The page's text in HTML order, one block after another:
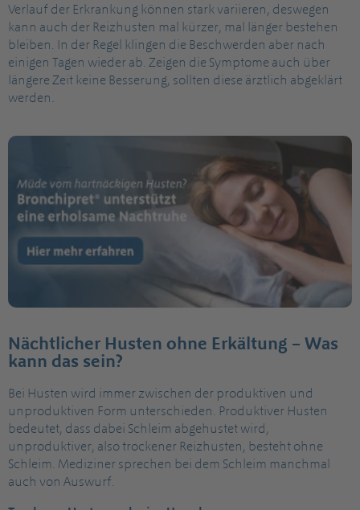
Verlauf der Erkrankung können stark variieren, deswegen
kann auch der Reizhusten mal kürzer, mal länger bestehen
bleiben. In der Regel klingen die Beschwerden aber nach
einigen Tagen wieder ab. Zeigen die Symptome auch über
längere Zeit keine Besserung, sollten diese ärztlich abgeklärt
werden.
Nächtlicher Husten ohne Erkältung – Was
kann das sein?
Bei Husten wird immer zwischen der produktiven und
unproduktiven Form unterschieden. Produktiver Husten
bedeutet, dass dabei Schleim abgehustet wird,
unproduktiver, also trockener Reizhusten, besteht ohne
Schleim. Mediziner sprechen bei dem Schleim manchmal
auch von Auswurf.